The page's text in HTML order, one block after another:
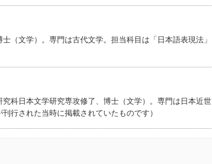
（文学）。専門は古代文学。担当科目は「日本語表現法」
科日本文学研究専攻修了、博士（文学）。専門は日本近世
行された当時に掲載されていたものです）